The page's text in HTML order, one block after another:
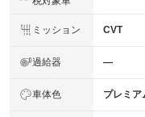
ミッション CVT
過給器 ―
車体色 プレミア